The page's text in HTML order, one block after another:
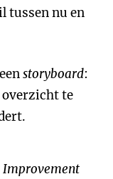
tussen nu en
storyboard:
overzicht te
Improvement